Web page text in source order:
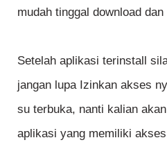
mudah tinggal download
Setelah aplikasi terinstall
jangan lupa Izinkan akses
su terbuka, nanti kalian
aplikasi yang memiliki